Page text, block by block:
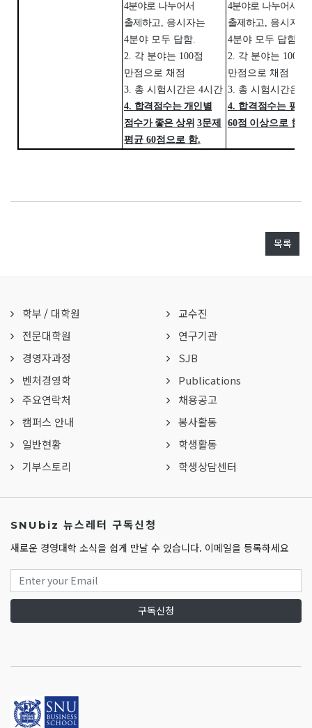
4분야로 나누어서
출제하고, 응시자는
4분야 모두 답함.
2. 각 분야는 100점
만점으로 채점
3. 총 시험시간은 4시간
4. 합격점수는 개인별
점수가 좋은 상위 3문제
평균 60점으로 함.
4분야로 나누어서
출제하고, 응시자는
4분야 모두 답함
2. 각 분야는 100
만점으로 채점
3. 총 시험시간은
4. 합격점수는 평균
60점 이상으로 함
목록
학부 / 대학원
전문대학원
경영자과정
벤처경영학
교수진
연구기관
SJB
Publications
주요연락처
캠퍼스 안내
일반현황
기부스토리
채용공고
봉사활동
학생활동
학생상담센터
SNUbiz 뉴스레터 구독신청
새로운 경영대학 소식을 쉽게 만날 수 있습니다. 이메일을 등록하세요
구독신청